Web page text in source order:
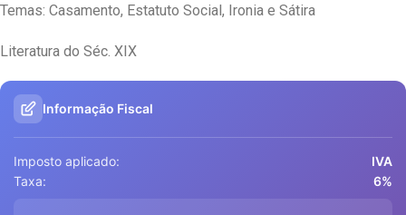
Temas: Casamento, Estatuto Social, Ironia e Sátira
Literatura do Séc. XIX
Informação Fiscal
Imposto aplicado:
IVA
Taxa:
6%